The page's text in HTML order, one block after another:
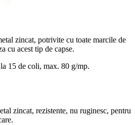
zincat, potrivite cu toate marcile de
cu acest tip de capse.
15 de coli, max. 80 g/mp.
zincat, rezistente, nu ruginesc, pentru